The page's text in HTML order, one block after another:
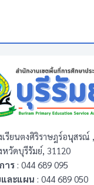
เรียนตงศิริราษฎร์อนุสร
วัดบุรีรัมย์, 31120
าร : 044 689 095
และแผน : 044 689 050